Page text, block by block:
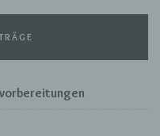
Daten, die
bestimmte
zu bewerten,
bezüglich
Interessen,